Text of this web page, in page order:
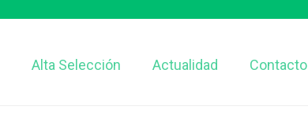
Alta Selección Actualidad Contacto